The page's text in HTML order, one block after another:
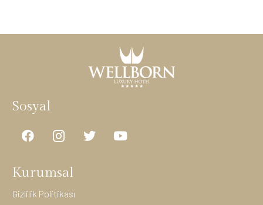
Sosyal
Kurumsal
Gizlilik Politikası